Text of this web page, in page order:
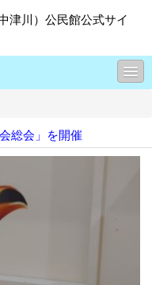
津川）公民館公式サイ
総会」を開催